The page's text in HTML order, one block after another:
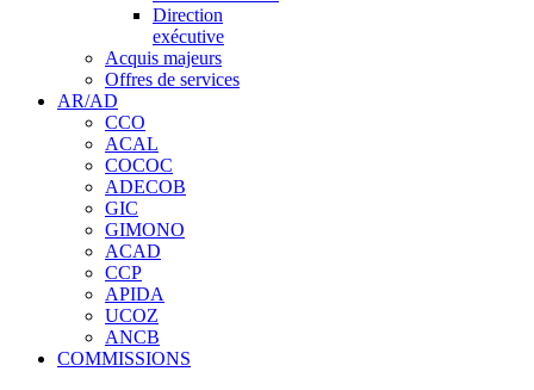
Direction
exécutive
Acquis majeurs
Offres de services
AR/AD
CCO
ACAL
COCOC
ADECOB
GIC
GIMONO
ACAD
CCP
APIDA
UCOZ
ANCB
COMMISSIONS